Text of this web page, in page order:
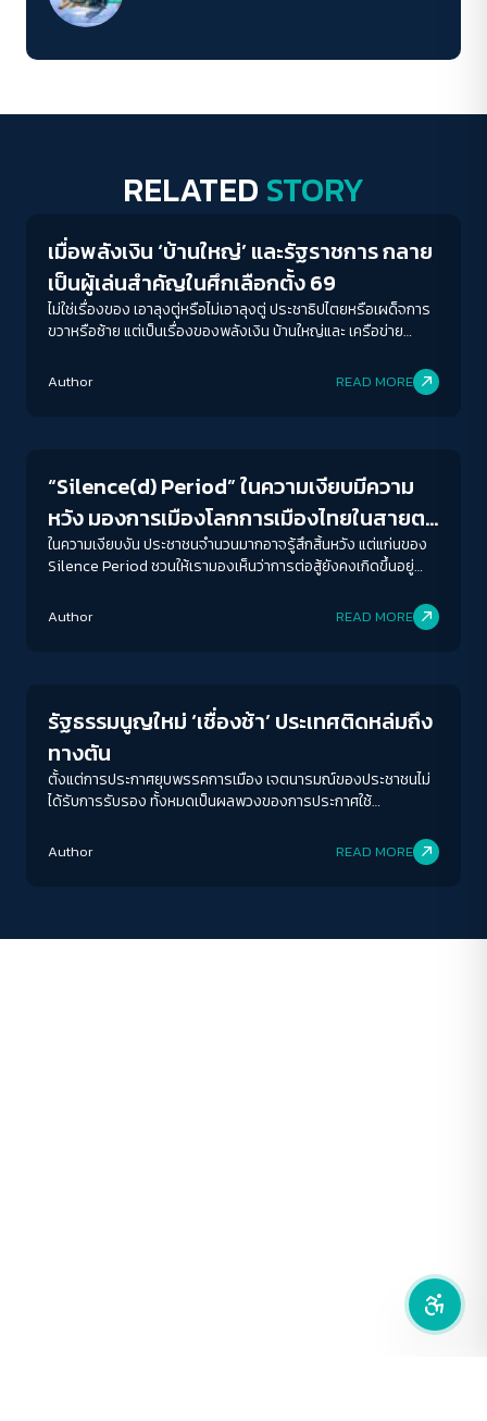
RELATED STORY
Crack Politics
เมื่อพลังเงิน ‘บ้านใหญ่’ และรัฐราชการ กลาย
เป็นผู้เล่นสำคัญในศึกเลือกตั้ง 69
ไม่ใช่เรื่องของ เอาลุงตู่หรือไม่เอาลุงตู่ ประชาธิปไตยหรือเผด็จการ
ขวาหรือซ้าย แต่เป็นเรื่องของพลังเงิน บ้านใหญ่และ เครือข่าย
Author READ MORE
“Silence(d) Period” ในความเงียบมีความ
หวัง มองการเมืองโลกการเมืองไทยในสายตา
‘กนกรัตน์ เลิศชูสกุล’
ในความเงียบงัน ประชาชนจำนวนมากอาจรู้สึกสิ้นหวัง แต่แก่นของ
Silence Period ชวนให้เรามองเห็นว่าการต่อสู้ยังคงเกิดขึ้นอยู่
เป็นรากฐานสำหรับการเคลื่อนไหวในอนาคต
Author READ MORE
รัฐธรรมนูญใหม่ ‘เชื่องช้า’ ประเทศติดหล่มถึง
ทางตัน
ตั้งแต่การประกาศยุบพรรคการเมือง เจตนารมณ์ของประชาชนไม่
ได้รับการรับรอง ทั้งหมดเป็นผลพวงของการประกาศใช้
การแข่งขันทางการเมือง อาวุธที่รัฐธรรมนูญได้มอบไว้ ก็ถูกผู้แสดง
Author READ MORE
ปกติ มาก มากที่สุด
Deutan Tritan